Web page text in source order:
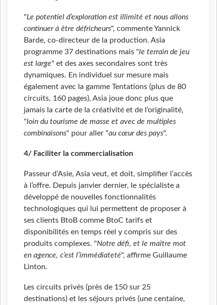
"Le potentiel d’exploration est illimité et nous allons
continuer à être défricheurs", commente Yannick
Barde, co-directeur de la production. Asia
programme 37 destinations mais "le terrain de jeu
est large" et des axes secondaires sont très
dynamiques. En individuel sur mesure mais
également avec la gamme Tentations (plus de 80
circuits, 160 pages), Asia joue donc plus que
jamais la carte de la créativité et de l’originalité,
"loin du tourisme de masse et avec de multiples
combinaisons" pour aller "au cœur des pays".
4/ Faciliter la commercialisation
Passeur d’Asie, Asia veut, et doit, simplifier l’accès
à l’offre. Depuis janvier dernier, le spécialiste a
développé de nouvelles fonctionnalités
technologiques qui lui permettent de proposer à
ses clients BtoB comme BtoC tarifs et
disponibilités en temps réel y compris sur des
produits complexes. "Notre défi, et le maître mot
en agence, c’est l’immédiateté", affirme Guillaume
Linton.
Les circuits privés (près de 150 sur 25
destinations) et les séjours privés (une centaine,